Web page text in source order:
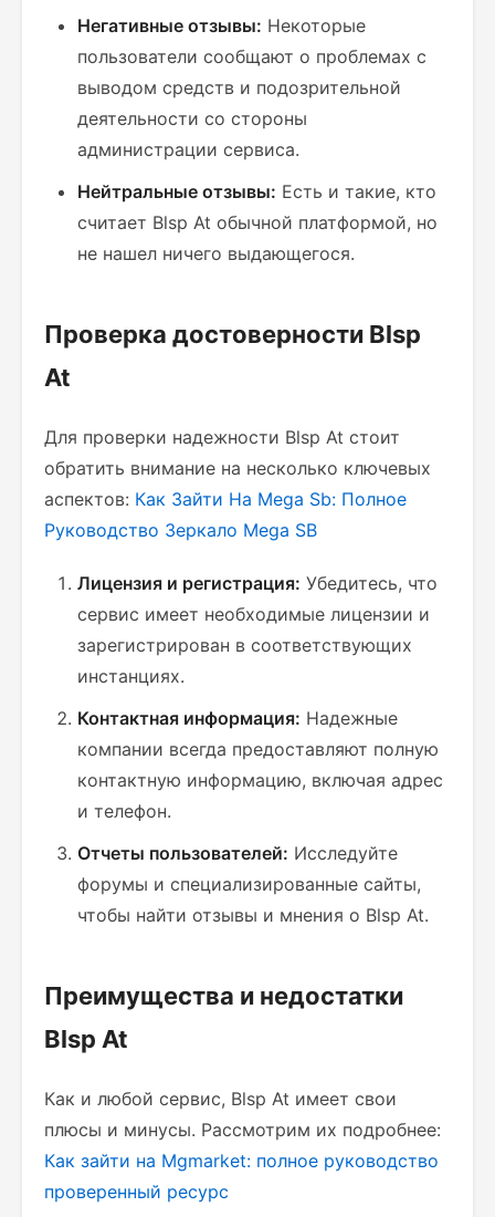
Негативные отзывы: Некоторые
пользователи сообщают о проблемах с
выводом средств и подозрительной
деятельности со стороны
администрации сервиса.
Нейтральные отзывы: Есть и такие, кто
считает Blsp At обычной платформой, но
не нашел ничего выдающегося.
Проверка достоверности Blsp
At
Для проверки надежности Blsp At стоит
обратить внимание на несколько ключевых
аспектов: Как Зайти На Mega Sb: Полное
Руководство Зеркало Mega SB
Лицензия и регистрация: Убедитесь, что
сервис имеет необходимые лицензии и
зарегистрирован в соответствующих
инстанциях.
Контактная информация: Надежные
компании всегда предоставляют полную
контактную информацию, включая адрес
и телефон.
Отчеты пользователей: Исследуйте
форумы и специализированные сайты,
чтобы найти отзывы и мнения о Blsp At.
Преимущества и недостатки
Blsp At
Как и любой сервис, Blsp At имеет свои
плюсы и минусы. Рассмотрим их подробнее:
Как зайти на Mgmarket: полное руководство
проверенный ресурс